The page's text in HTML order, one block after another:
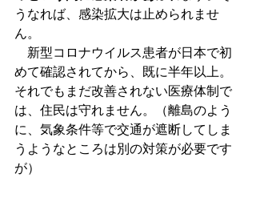
うなれば、感染拡大は止められませ
ん。
新型コロナウイルス患者が日本で初
めて確認されてから、既に半年以上。
それでもまだ改善されない医療体制で
は、住民は守れません。（離島のよう
に、気象条件等で交通が遮断してしま
うようなところは別の対策が必要です
が）